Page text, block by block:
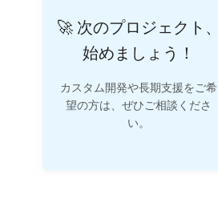
🚀 次のプロジェクト、
始めましょう！
カスタム開発や長期支援をご希
望の方は、ぜひご相談くださ
い。